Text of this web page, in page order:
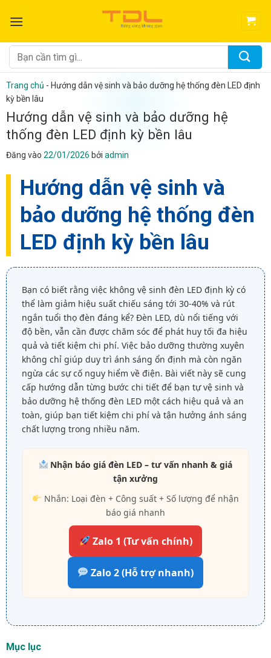
qua
dung
Tìm
kiếm:
Trang chủ - Hướng dẫn vệ sinh và bảo dưỡng hệ thống đèn LED định
kỳ bền lâu
Hướng dẫn vệ sinh và bảo dưỡng hệ
thống đèn LED định kỳ bền lâu
Đăng vào 22/01/2026 bởi admin
Hướng dẫn vệ sinh và
bảo dưỡng hệ thống đèn
LED định kỳ bền lâu
Bạn có biết rằng việc không vệ sinh đèn LED định kỳ có
thể làm giảm hiệu suất chiếu sáng tới 30-40% và rút
ngắn tuổi thọ đèn đáng kể? Đèn LED, dù nổi tiếng với
độ bền, vẫn cần được chăm sóc để phát huy tối đa hiệu
quả và tiết kiệm chi phí. Việc bảo dưỡng thường xuyên
không chỉ giúp duy trì ánh sáng ổn định mà còn ngăn
ngừa các sự cố nguy hiểm về điện. Bài viết này sẽ cung
cấp hướng dẫn từng bước chi tiết để bạn tự vệ sinh và
bảo dưỡng hệ thống đèn LED một cách hiệu quả và an
toàn, giúp bạn tiết kiệm chi phí và tận hưởng ánh sáng
chất lượng trong nhiều năm.
Nhận báo giá đèn LED – tư vấn nhanh & giá
tận xưởng
Nhắn: Loại đèn + Công suất + Số lượng để nhận
báo giá nhanh
Zalo 1 (Tư vấn chính)
Zalo 2 (Hỗ trợ nhanh)
Mục lục